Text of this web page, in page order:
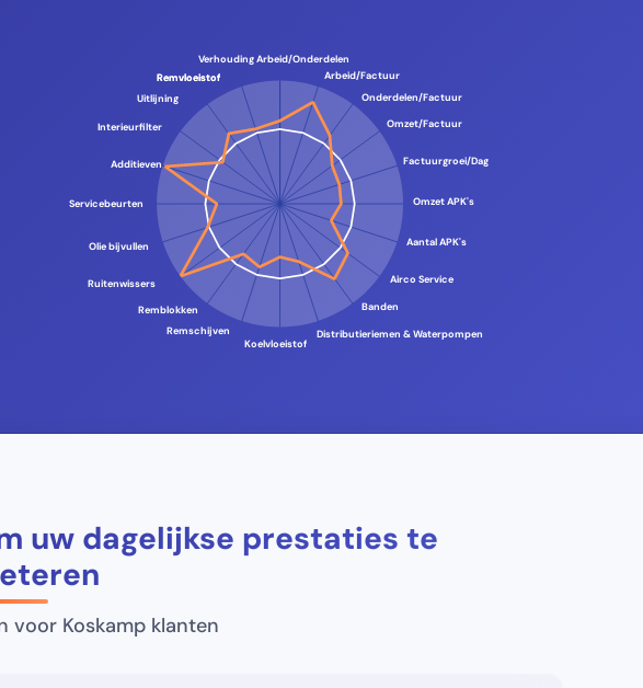
Omzet/Factuur
Arbeid/Factuur
Onderdelen/Factuur
Verhouding Arbeid/Onderdelen
Factuurgroei/Dag
Servicebeurten
Olie bijvullen
Distributieriemen & Waterpompen
Remblokken
Remschijven
Koelvloeistof
Airco Service
Banden
Ruitenwissers
Additieven
Interieurfilter
Uitlijning
Aantal APK's
Omzet APK's
Remvloeistof
Remvloeistof
uw dagelijkse prestaties te
voor Koskamp klanten